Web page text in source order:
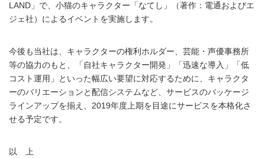
LAND」で、小猫のキャラクター「なてし」（著作：電通およびエ
ジェ社）によるイベントを実施します。
今後も当社は、キャラクターの権利ホルダー、芸能・声優事務所
等の協力のもと、「自社キャラクター開発」「迅速な導入」「低
コスト運用」といった幅広い要望に対応するために、キャラクタ
ーのバリエーションと配信システムなど、サービスのパッケージ
ラインアップを揃え、2019年度上期を目途にサービスを本格化さ
せる予定です。
以 上